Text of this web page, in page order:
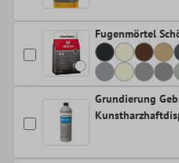
Fugenmörtel
Grundierung